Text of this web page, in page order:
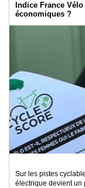
Indice France
économiques ?
Sur les pistes
électrique devient un